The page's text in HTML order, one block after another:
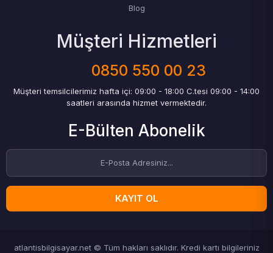
Blog
Müşteri Hizmetleri
0850 550 00 23
Müşteri temsilcilerimiz hafta içi: 09:00 - 18:00 C.tesi 09:00 - 14:00
saatleri arasında hizmet vermektedir.
E-Bülten Abonelik
KAYIT OL
atlantisbilgisayar.net © Tüm hakları saklıdır. Kredi kartı bilgileriniz